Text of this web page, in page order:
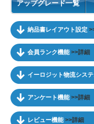
アップグレード一覧
納品書レイアウト設定
会員ランク機能>>詳細
イーロジット物流シス
アンケート機能>>詳細
レビュー機能>>詳細